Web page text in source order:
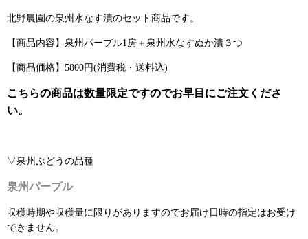
北野農園の泉州水なす漬のセット商品です。
【商品内容】泉州パープル1房＋泉州水なすぬか漬３つ
【商品価格】5800円(消費税・送料込)
こちらの商品は数量限定ですのでお早目にご注文くださ
い。
▽泉州ぶどうの品種
泉州パープル
収穫時期や収穫量に限りがありますのでお届け日時の指定はお受け
できません。